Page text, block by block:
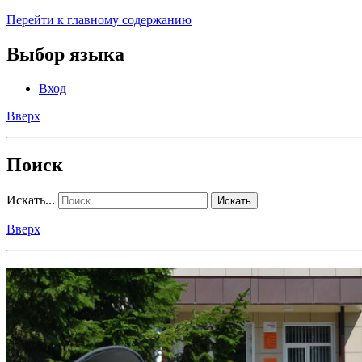
Перейти к главному содержанию
Выбор языка
Вход
Вверх
Поиск
Искать... Искать
Вверх